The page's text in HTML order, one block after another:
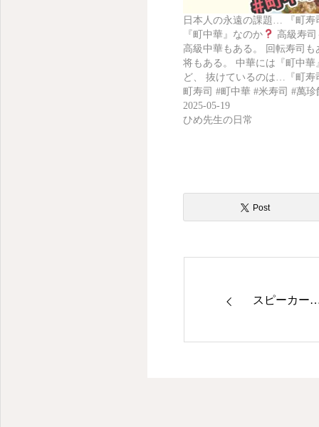
日本人の永遠の課題… 『町寿
『町中華』なのか
高級寿
高級中華もある。 回転寿司も
将もある。 中華には『町中華
ど、 抜けているのは…『町寿
町寿司 #町中華 #米寿司 #萬珍
2025-05-19
ひめ先生の日常
Post
スピーカー